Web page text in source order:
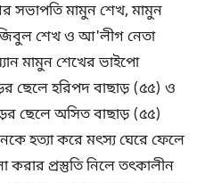
সভাপতি মামুন শেখ, মামুন
শেখ ও আ'লীগ নেতা
মামুন শেখের ভাইপো
ছেলে হরিপদ বাছাড় (৫৫) ও
ছেলে অসিত বাছাড় (৫৫)
হত্যা করে মৎস্য ঘেরে ফেলে
করার প্রস্তুতি নিলে তৎকালীন